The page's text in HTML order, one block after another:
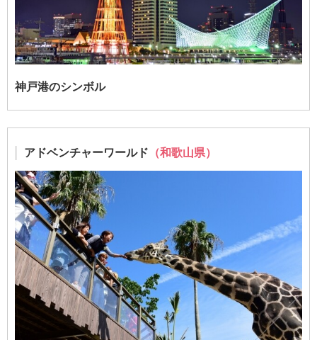
神戸港のシンボル
アドベンチャーワールド （和歌山県）